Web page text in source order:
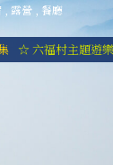
,露營 餐廳
☆ 六福村主題遊